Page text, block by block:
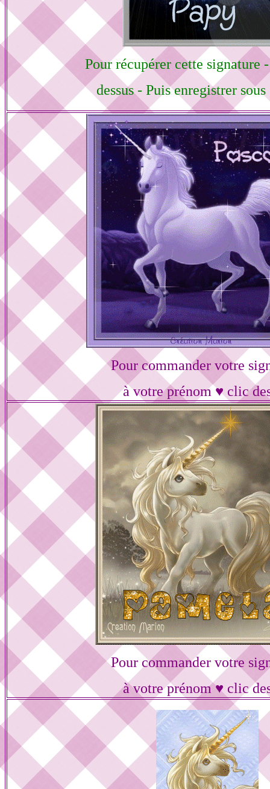
Pour récupérer cette signature
dessus - Puis enregistrer
Pour commander votre
à votre prénom ♥ clic
Pour commander votre
à votre prénom ♥ clic